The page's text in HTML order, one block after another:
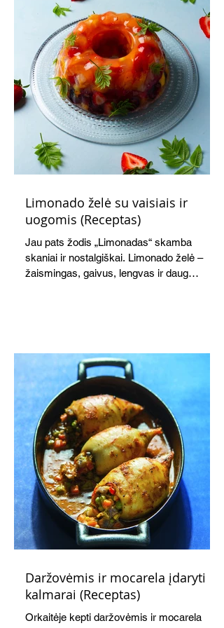
Limonado želė su vaisiais ir
uogomis (Receptas)
Jau pats žodis „Limonadas“ skamba
skaniai ir nostalgiškai. Limonado želė –
žaismingas, gaivus, lengvas ir daug
Daržovėmis ir mocarela įdaryti
kalmarai (Receptas)
Orkaitėje kepti daržovėmis ir mocarela